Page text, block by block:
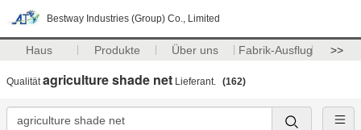
Bestway Industries (Group) Co., Limited
Haus Produkte Über uns Fabrik-Ausflug >>
Qualitätagriculture shade net Lieferant. (162)